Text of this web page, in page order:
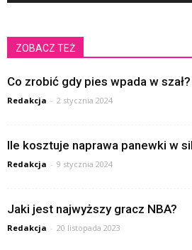
ZOBACZ TEŻ
Co zrobić gdy pies wpada w szał?
Redakcja - 2 stycznia 2024
Ile kosztuje naprawa panewki w
Redakcja - 9 stycznia 2024
Jaki jest najwyższy gracz NBA?
Redakcja - 20 listopada 2023